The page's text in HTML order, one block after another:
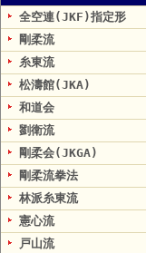
全空連(JKF)指定形
剛柔流
糸東流
松濤館(JKA)
和道会
劉衛流
剛柔会(JKGA)
剛柔流拳法
林派糸東流
憲心流
戸山流